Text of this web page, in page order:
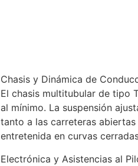
Chasis y Dinámica de
El chasis multitubular de tipo
al mínimo. La suspensión
tanto a las carreteras
entretenida en curvas
Electrónica y Asistencias al